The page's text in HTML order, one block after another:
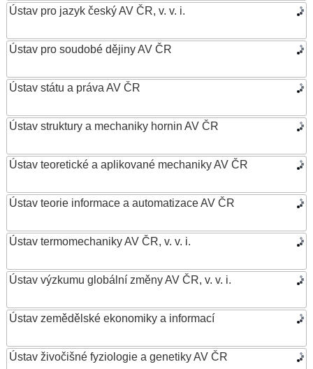
Ústav pro jazyk český AV ČR, v. v. i.
Ústav pro soudobé dějiny AV ČR
Ústav státu a práva AV ČR
Ústav struktury a mechaniky hornin AV ČR
Ústav teoretické a aplikované mechaniky AV ČR
Ústav teorie informace a automatizace AV ČR
Ústav termomechaniky AV ČR, v. v. i.
Ústav výzkumu globální změny AV ČR, v. v. i.
Ústav zemědělské ekonomiky a informací
Ústav živočišné fyziologie a genetiky AV ČR